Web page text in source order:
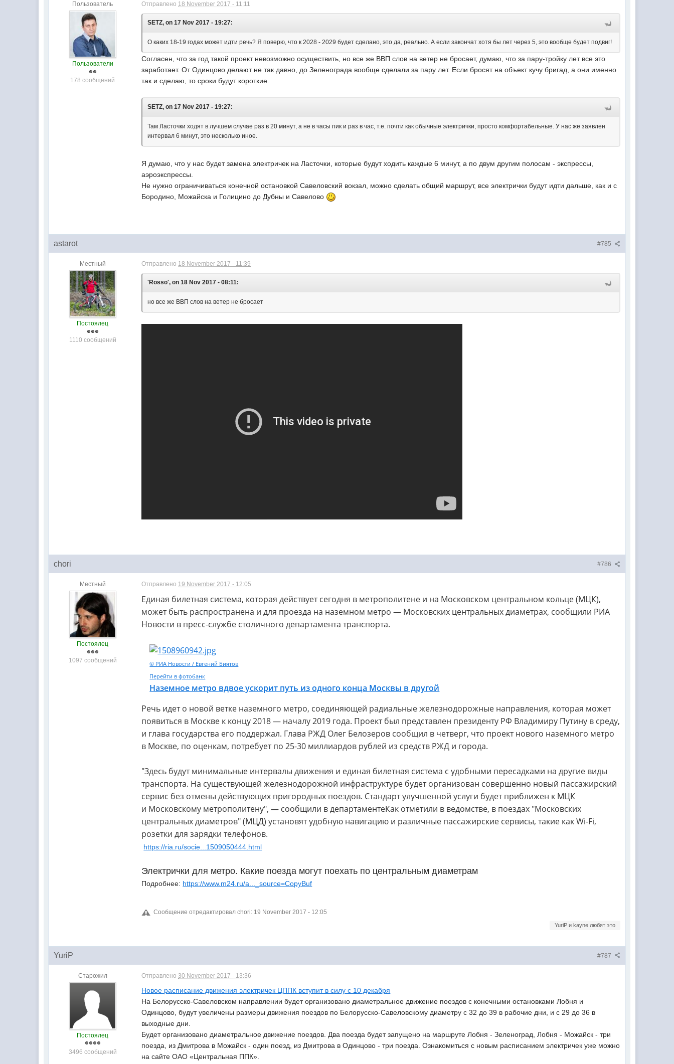
Пользователь
Пользователи
178 сообщений
Отправлено 18 November 2017 - 11:11
SETZ, on 17 Nov 2017 - 19:27:
О каких 18-19 годах может идти речь? Я поверю, что к 2028 - 2029 будет сделано, это да, реально. А если закончат хотя бы лет через 5, это вообще будет подвиг!
Согласен, что за год такой проект невозможно осуществить, но все же ВВП слов на ветер не бросает, думаю, что за пару-тройку лет все это
заработает. От Одинцово делают не так давно, до Зеленограда вообще сделали за пару лет. Если бросят на объект кучу бригад, а они именно
так и сделаю, то сроки будут короткие.
SETZ, on 17 Nov 2017 - 19:27:
Там Ласточки ходят в лучшем случае раз в 20 минут, а не в часы пик и раз в час, т.е. почти как обычные электрички, просто комфортабельные. У нас же заявлен
интервал 6 минут, это несколько иное.
Я думаю, что у нас будет замена электричек на Ласточки, которые будут ходить каждые 6 минут, а по двум другим полосам - экспрессы,
аэроэкспрессы.
Не нужно ограничиваться конечной остановкой Савеловский вокзал, можно сделать общий маршрут, все электрички будут идти дальше, как и с
Бородино, Можайска и Голицино до Дубны и Савелово
#785
astarot
Местный
Постоялец
1110 сообщений
Отправлено 18 November 2017 - 11:39
'Rosso', on 18 Nov 2017 - 08:11:
но все же ВВП слов на ветер не бросает
#786
chori
Местный
Постоялец
1097 сообщений
Отправлено 19 November 2017 - 12:05
Единая билетная система, которая действует сегодня в метрополитене и на Московском центральном кольце (МЦК),
может быть распространена и для проезда на наземном метро — Московских центральных диаметрах, сообщили РИА
Новости в пресс-службе столичного департамента транспорта.
© РИА Новости / Евгений Биятов
Перейти в фотобанк
Наземное метро вдвое ускорит путь из одного конца Москвы в другой
Речь идет о новой ветке наземного метро, соединяющей радиальные железнодорожные направления, которая может
появиться в Москве к концу 2018 — началу 2019 года. Проект был представлен президенту РФ Владимиру Путину в среду,
и глава государства его поддержал. Глава РЖД Олег Белозеров сообщил в четверг, что проект нового наземного метро
в Москве, по оценкам, потребует по 25-30 миллиардов рублей из средств РЖД и города.
"Здесь будут минимальные интервалы движения и единая билетная система с удобными пересадками на другие виды
транспорта. На существующей железнодорожной инфраструктуре будет организован совершенно новый пассажирский
сервис без отмены действующих пригородных поездов. Стандарт улучшенной услуги будет приближен к МЦК
и Московскому метрополитену", — сообщили в департаментеКак отметили в ведомстве, в поездах "Московских
центральных диаметров" (МЦД) установят удобную навигацию и различные пассажирские сервисы, такие как Wi-Fi,
розетки для зарядки телефонов.
https://ria.ru/socie...1509050444.html
Электрички для метро. Какие поезда могут поехать по центральным диаметрам
Подробнее: https://www.m24.ru/a..._source=CopyBuf
Сообщение отредактировал chori: 19 November 2017 - 12:05
YuriP и kayne любят это
#787
YuriP
Старожил
Постоялец
3496 сообщений
Отправлено30 November 2017 - 13:36
Новое расписание движения электричек ЦППК вступит в силу c 10 декабря
На Белорусско-Савеловском направлении будет организовано диаметральное движение поездов с конечными остановками Лобня и
Одинцово, будут увеличены размеры движения поездов по Белорусско-Савеловскому диаметру с 32 до 39 в рабочие дни, и с 29 до 36 в
выходные дни.
Будет организовано диаметральное движение поездов. Два поезда будет запущено на маршруте Лобня - Зеленоград, Лобня - Можайск - три
поезда, из Дмитрова в Можайск - один поезд, из Дмитрова в Одинцово - три поезда. Ознакомиться с новым расписанием электричек уже можно
на сайте ОАО «Центральная ППК».